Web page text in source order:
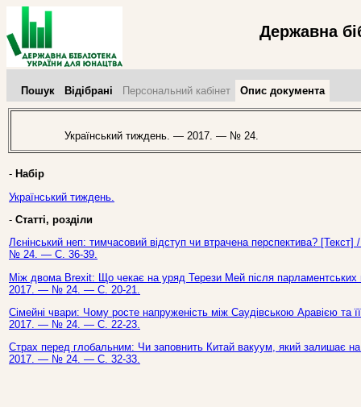
Державна
Пошук Відібрані Персональний кабінет Опис документа
Український тиждень. — 2017. — № 24.
- Набір
Український тиждень.
- Статті, розділи
Лєнінський неп: тимчасовий відступ чи втрачена перспектива?
№ 24. — С. 36-39.
Між двома Brexit: Що чекає на уряд Терези Мей після парламентських
2017. — № 24. — С. 20-21.
Сімейні чвари: Чому росте напруженість між Саудівською Аравією
2017. — № 24. — С. 22-23.
Страх перед глобальним: Чи заповнить Китай вакуум, який залишає
2017. — № 24. — С. 32-33.